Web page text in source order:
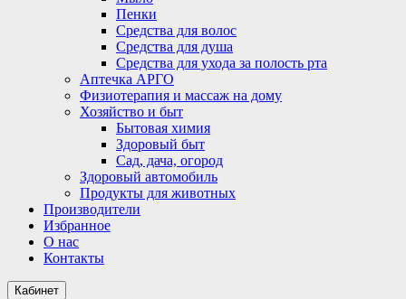
Пенки
Средства для волос
Средства для душа
Средства для ухода за полость рта
Аптечка АРГО
Физиотерапия и массаж на дому
Хозяйство и быт
Бытовая химия
Здоровый быт
Сад, дача, огород
Здоровый автомобиль
Продукты для животных
Производители
Избранное
О нас
Контакты
Кабинет